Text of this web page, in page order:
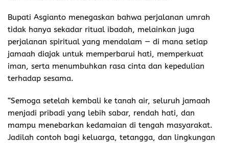
Bupati Asgianto menegaskan bahwa perjalanan umrah
tidak hanya sekadar ritual ibadah, melainkan juga
perjalanan spiritual yang mendalam — di mana setiap
jamaah diajak untuk memperbarui hati, memperkuat
iman, serta menumbuhkan rasa cinta dan kepedulian
terhadap sesama.
“Semoga setelah kembali ke tanah air, seluruh jamaah
menjadi pribadi yang lebih sabar, rendah hati, dan
mampu menebarkan kedamaian di tengah masyarakat.
Jadilah contoh bagi keluarga, tetangga, dan lingkungan